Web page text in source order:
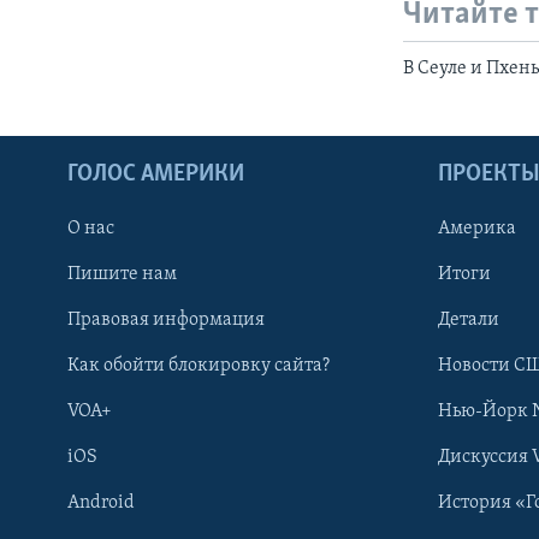
Читайте
В Сеуле и
ГОЛОС АМЕРИКИ
О нас
Пишите нам
Правовая информация
Как обойти блокировку сайта?
VOA+
iOS
Android
ПРОЕКТЫ
Америка
Итоги
Детали
Новости
Нью-Йорк
Дискуссия
История